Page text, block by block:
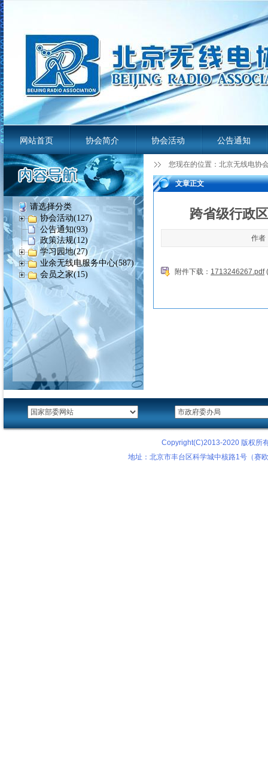
网站首页 协会简介 协会活动 公告通知
业余无线电服务平台
您现在的位置： 北京无线电协
请选择分类
协会活动(127)
公告通知(93)
政策法规(12)
学习园地(27)
业余无线电服务中心(587)
会员之家(15)
文章正文
跨省级行政
作
附件下载： 1713246267.pdf
Copyright(C)2013-2020 版权所
地址：北京市丰台区科学城中核路1号（赛